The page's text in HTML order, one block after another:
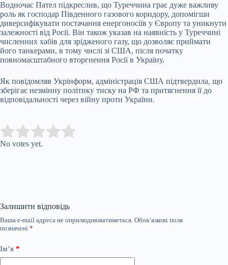
Водночас Пател підкреслив, що Туреччина грає дуже важливу
роль як господар Південного газового коридору, допомігши
диверсифікувати постачання енергоносіїв у Європу та уникнути
залежності від Росії. Він також указав на наявність у Туреччині
численних хабів для зрідженого газу, що дозволяє приймати
його танкерами, в тому числі зі США, після початку
повномасштабного вторгнення Росії в Україну.
Як повідомляв Укрінформ, адміністрація США підтвердила, що
зберігає незмінну політику тиску на РФ та притягнення її до
відповідальності через війну проти України.
Rate this item:
No votes yet.
Залишити відповідь
Ваша e-mail адреса не оприлюднюватиметься. Обов’язкові поля
позначені *
Ім’я *